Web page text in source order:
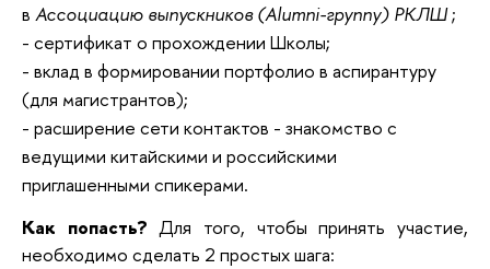
в Ассоциацию выпускников (Alumni-группу) РКЛШ;
- сертификат о прохождении Школы;
- вклад в формировании портфолио в аспирантуру
(для магистрантов);
- расширение сети контактов - знакомство с
ведущими китайскими и российскими
приглашенными спикерами.
Как попасть? Для того, чтобы принять участие,
необходимо сделать 2 простых шага: